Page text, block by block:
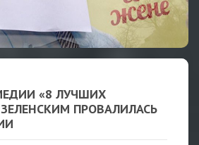
«8 ЛУЧШИХ
ПРОВАЛИЛАСЬ